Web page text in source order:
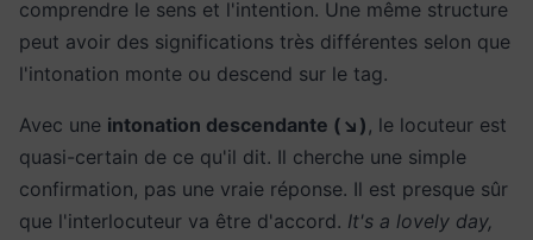
comprendre le sens et l'intention. Une même structure
peut avoir des significations très différentes selon que
l'intonation monte ou descend sur le tag.
Avec une intonation descendante (↘) , le locuteur est
quasi-certain de ce qu'il dit. Il cherche une simple
confirmation, pas une vraie réponse. Il est presque sûr
que l'interlocuteur va être d'accord. It's a lovely day,